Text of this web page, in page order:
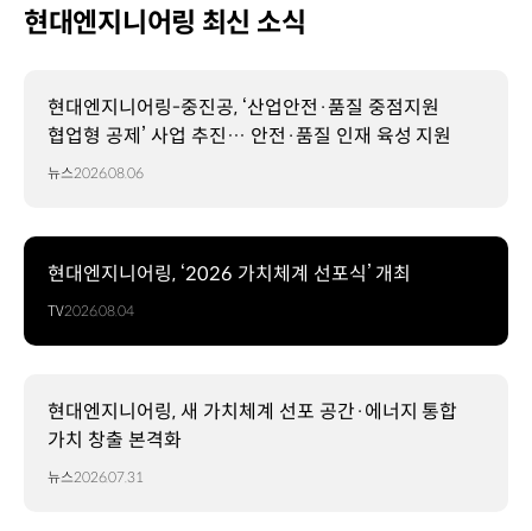
현대엔지니어링 최신 소식
현대엔지니어링-중진공, ‘산업안전·품질 중점지원
협업형 공제’ 사업 추진… 안전·품질 인재 육성 지원
뉴스2026.08.06
현대엔지니어링, ‘2026 가치체계 선포식’ 개최
TV2026.08.04
현대엔지니어링, 새 가치체계 선포 공간·에너지 통합
가치 창출 본격화
뉴스2026.07.31